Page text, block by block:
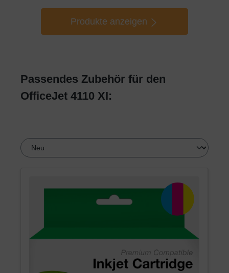
Produkte anzeigen
Passendes Zubehör für den
OfficeJet 4110 XI: